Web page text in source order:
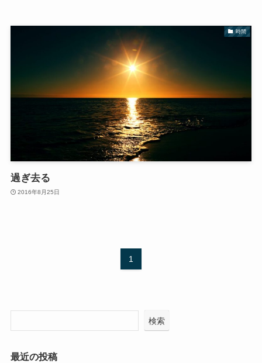
時間
過ぎ去る
2016年8月25日
1
検索
最近の投稿